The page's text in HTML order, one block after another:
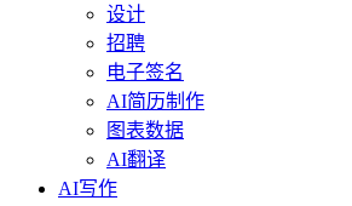
设计
招聘
电子签名
AI简历制作
图表数据
AI翻译
AI写作